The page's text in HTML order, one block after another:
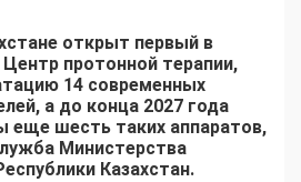
открыт первый в
протонной терапии,
14 современных
а до конца 2027 года
еще шесть таких аппаратов,
Министерства
Казахстан.